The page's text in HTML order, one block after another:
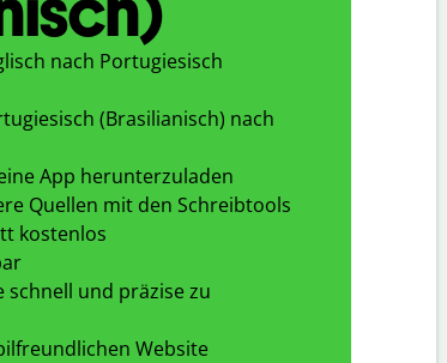
nach Portugiesisch
(Brasilianisch) nach
App herunterzuladen
Quellen mit den Schreibtools
kostenlos
schnell und präzise zu
Website